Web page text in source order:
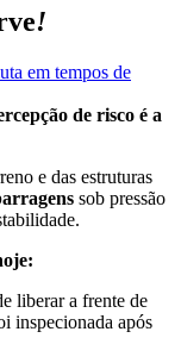
!
de risco é a
e das estruturas
sob pressão
liberar a frente de
inspecionada após